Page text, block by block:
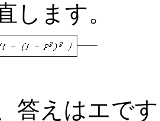
します。
答えはエで